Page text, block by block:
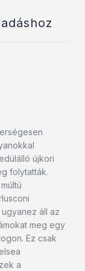
újkori
folytatták.
áll az
meg egy
Ez csak
a